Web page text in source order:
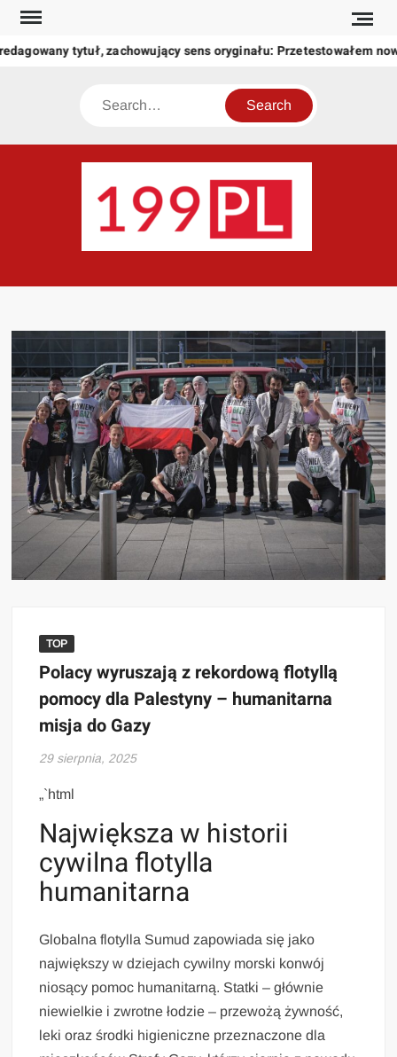
Skip
content
tytuł, zachowujący sens oryginału: Przetestowałem
Search
świat
TOP
Polacy wyruszają z rekordową flotyllą
pomocy dla Palestyny – humanitarna
misja do Gazy
29 sierpnia, 2025
„`html
Największa w historii
cywilna flotylla
humanitarna
Globalna flotylla Sumud zapowiada się jako
największy w dziejach cywilny morski konwój
niosący pomoc humanitarną. Statki – głównie
niewielkie i zwrotne łodzie – przewożą żywność,
leki oraz środki higieniczne przeznaczone dla